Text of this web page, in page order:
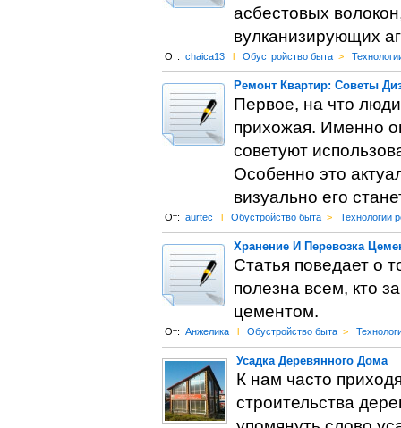
асбестовых
вулканизирующих
От: chaica13 l Обустройство быта >
Ремонт Квартир: Советы
Первое, на что
прихожая. Именно
советуют
Особенно это
визуально его
От: aurtec l Обустройство быта > Технологии
Хранение И Перевозка
Статья поведает о
полезна всем, кто
цементом.
От: Анжелика l Обустройство быта >
Усадка Деревянного Дома
К нам часто
строительства